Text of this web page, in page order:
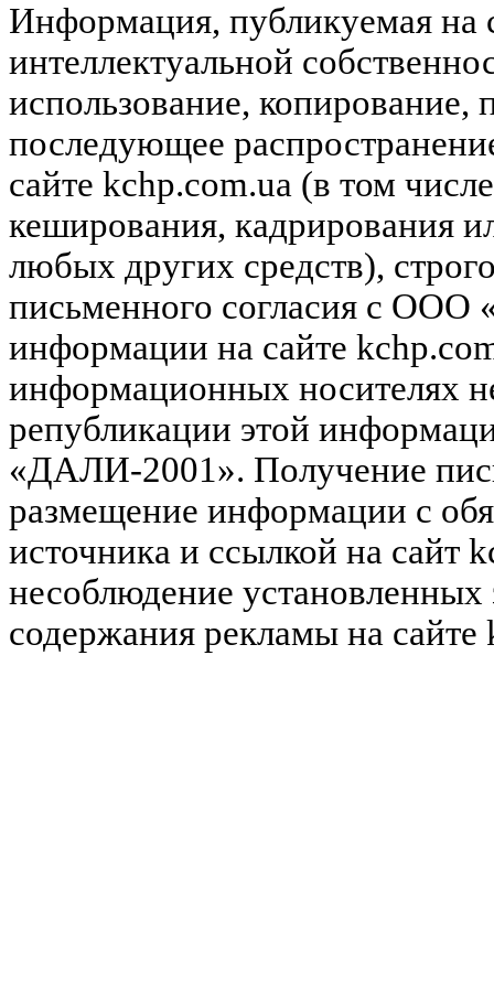
Информация, публикуемая на
интеллектуальной
использование, копирование,
последующее
сайте kchp.com.ua (в том
кеширования, кадрирования
любых других средств),
письменного согласия с
информации на сайте
информационных носителях
републикации этой
«ДАЛИ-2001». Получение
размещение информации с
источника и ссылкой на сайт
несоблюдение установленных
содержания рекламы на сайте